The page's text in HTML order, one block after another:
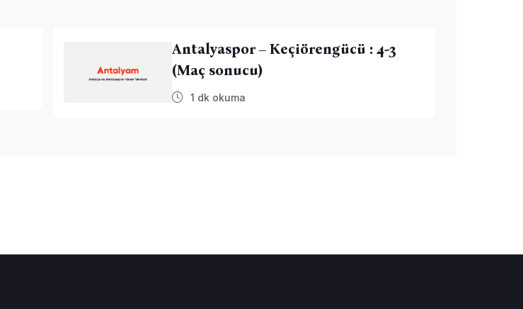
Antalyaspor – Keçiörengücü : 4-3
(Maç sonucu)
1 dk okuma